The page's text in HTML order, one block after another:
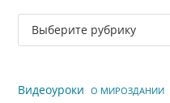
Рубрики
сайта
Видеоуроки О МИРОЗДАНИИ